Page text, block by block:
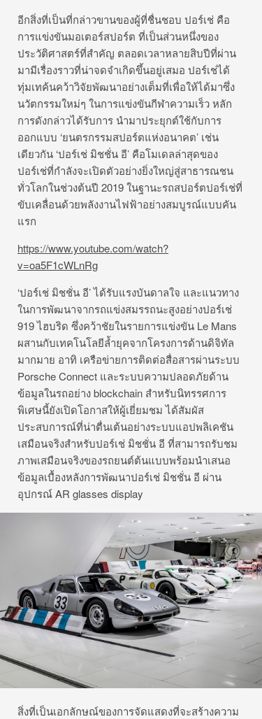
อีกสิ่งที่เป็นที่กล่าวขานของผู้ที่ชื่นชอบ ปอร์เช่ คือ
การแข่งขันมอเตอร์สปอร์ต ที่เป็นส่วนหนึ่งของ
ประวัติศาสตร์ที่สำคัญ ตลอดเวลาหลายสิบปีที่ผ่าน
มามีเรื่องราวที่น่าจดจำเกิดขึ้นอยู่เสมอ ปอร์เช่ได้
ทุ่มเทค้นคว้าวิจัยพัฒนาอย่างเต็มที่เพื่อให้ได้มาซึ่ง
นวัตกรรมใหม่ๆ ในการแข่งขันกีฬาความเร็ว หลัก
การดังกล่าวได้รับการ นำมาประยุกต์ใช้กับการ
ออกแบบ ‘ยนตรกรรมสปอร์ตแห่งอนาคต’ เช่น
เดียวกัน ‘ปอร์เช่ มิชชั่น อี’ คือโมเดลล่าสุดของ
ปอร์เช่ที่กำลังจะเปิดตัวอย่างยิ่งใหญ่สู่สาธารณชน
ทั่วโลกในช่วงต้นปี 2019 ในฐานะรถสปอร์ตปอร์เช่ที่
ขับเคลื่อนด้วยพลังงานไฟฟ้าอย่างสมบูรณ์แบบคัน
แรก
https://www.youtube.com/watch?
v=oa5F1cWLnRg
‘ปอร์เช่ มิชชั่น อี’ ได้รับแรงบันดาลใจ และแนวทาง
ในการพัฒนาจากรถแข่งสมรรถนะสูงอย่างปอร์เช่
919 ไฮบริด ซึ่งคว้าชัยในรายการแข่งขัน Le Mans
ผสานกับเทคโนโลยีล้ำยุคจากโครงการด้านดิจิทัล
มากมาย อาทิ เครือข่ายการติดต่อสื่อสารผ่านระบบ
Porsche Connect และระบบความปลอดภัยด้าน
ข้อมูลในรถอย่าง blockchain สำหรับนิทรรศการ
พิเศษนี้ยังเปิดโอกาสให้ผู้เยี่ยมชม ได้สัมผัส
ประสบการณ์ที่น่าตื่นเต้นอย่างระบบแอปพลิเคชัน
เสมือนจริงสำหรับปอร์เช่ มิชชั่น อี ที่สามารถรับชม
ภาพเสมือนจริงของรถยนต์ต้นแบบพร้อมนำเสนอ
ข้อมูลเบื้องหลังการพัฒนาปอร์เช่ มิชชั่น อี ผ่าน
อุปกรณ์ AR glasses display
สิ่งที่เป็นเอกลักษณ์ของการจัดแสดงที่จะสร้างความ